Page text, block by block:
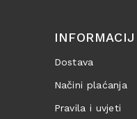
Dostava
Načini plaćanja
Pravila i uvjeti